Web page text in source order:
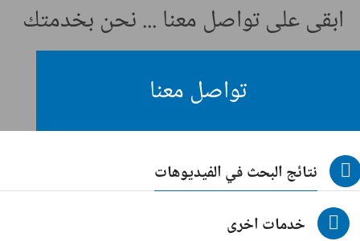
ابقى على تواصل معنا ... نحن بخدمتك
تواصل معنا
نتائج البحث في الفيديوهات
خدمات اخرى